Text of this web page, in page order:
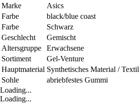
Marke
Asics
Farbe
black/blue coast
Farbe
Schwarz
Geschlecht
Gemischt
Altersgruppe
Erwachsene
Sortiment
Gel-Venture
Hauptmaterial Synthetisches Material / Textil
Sohle
abriebfestes Gummi
Loading...
Loading...